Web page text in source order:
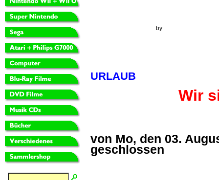
by
URLAUB
Wir sind
von Mo, den 03.
geschlossen